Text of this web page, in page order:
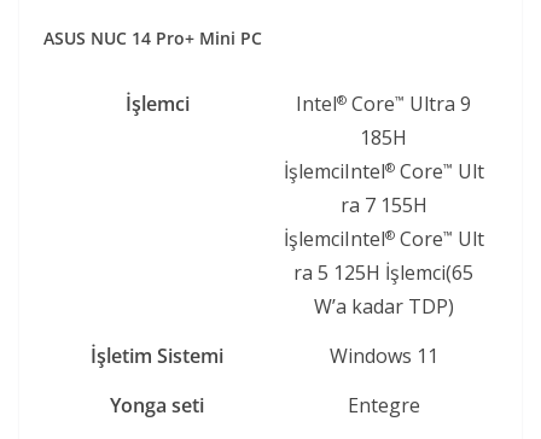
ASUS NUC 14 Pro+ Mini PC
İşlemci Intel® Core™ Ultra 9
185H
İşlemciIntel®Core™ Ult
ra 7 155H
İşlemciIntel®Core™ Ult
ra 5 125H İşlemci(65
W’a kadar TDP)
İşletim Sistemi
Windows 11
Yonga seti
Entegre